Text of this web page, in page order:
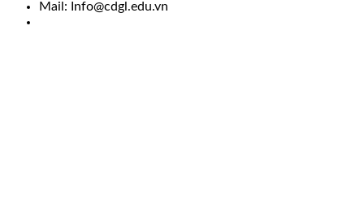
Mail: Info@cdgl.edu.vn